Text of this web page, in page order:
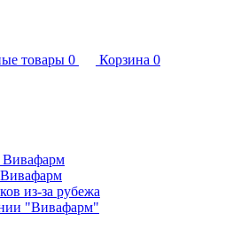
товары 0 Корзина 0
Вивафарм
из-за рубежа
"Вивафарм"